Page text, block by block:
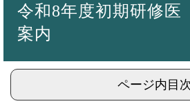
へ
令和8年度初期研修
案内
ページ内目次